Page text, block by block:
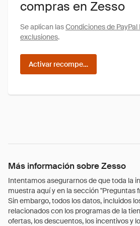
compras en Zesso
Se aplican lasCondiciones de PayPal
exclusiones.
Activar recompensas
Más información sobre Zesso
Intentamos asegurarnos de que toda la
muestra aquí y en la sección "Preguntas
Sin embargo, todos los datos, incluidos
relacionados con los programas de la
ofertas, los descuentos, los incentivos y